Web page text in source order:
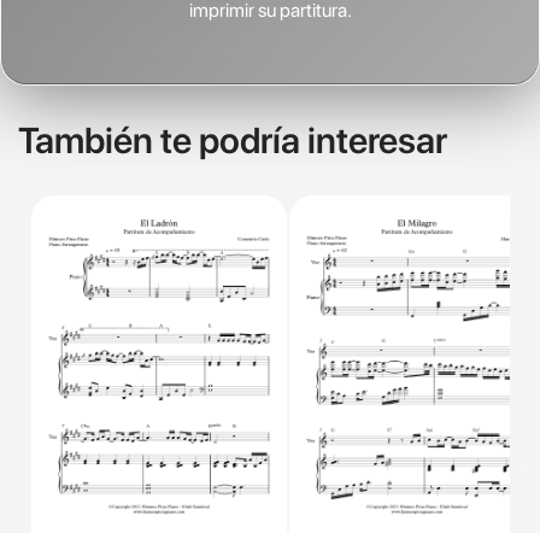
imprimir su partitura.
También te podría interesar